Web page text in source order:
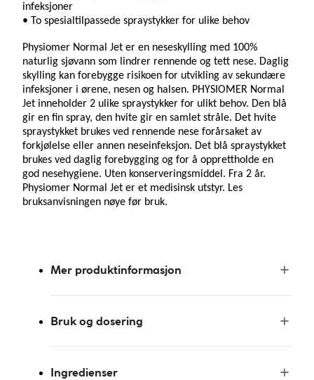
infeksjoner
• To spesialtilpassede spraystykker for ulike behov
Physiomer Normal Jet er en neseskylling med 100%
naturlig sjøvann som lindrer rennende og tett nese. Daglig
skylling kan forebygge risikoen for utvikling av sekundære
infeksjoner i ørene, nesen og halsen. PHYSIOMER Normal
Jet inneholder 2 ulike spraystykker for ulikt behov. Den blå
gir en fin spray, den hvite gir en samlet stråle. Det hvite
spraystykket brukes ved rennende nese forårsaket av
forkjølelse eller annen neseinfeksjon. Det blå spraystykket
brukes ved daglig forebygging og for å opprettholde en
god nesehygiene. Uten konserveringsmiddel. Fra 2 år.
Physiomer Normal Jet er et medisinsk utstyr. Les
bruksanvisningen nøye før bruk.
Mer produktinformasjon
Bruk og dosering
Ingredienser